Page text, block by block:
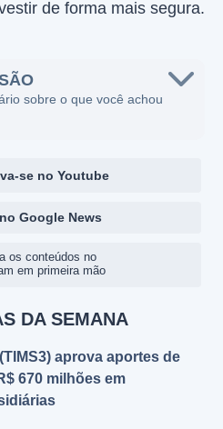
de forma mais segura.
sobre o que você achou
se no Youtube
Google News
os conteúdos no
em primeira mão
DA SEMANA
aprova aportes de
670 milhões em